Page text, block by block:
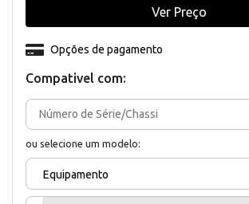
Compativel com:
ou selecione um modelo:
Equipamento
Opções de pagamento
Ver Preço